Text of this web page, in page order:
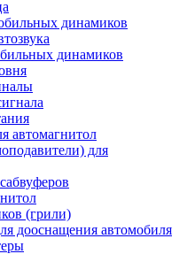
динамиков
динамиков
автомагнитол
для
(грили)
дооснащения автомобиля